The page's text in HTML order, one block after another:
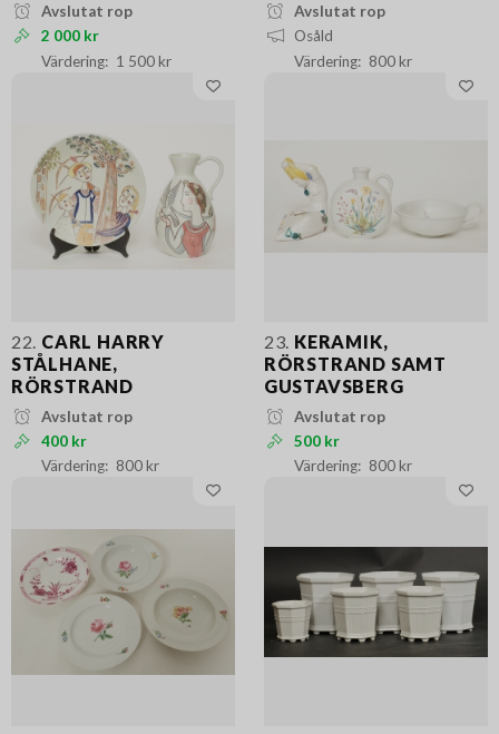
Avslutat rop
2 000 kr
1 500 kr
Avslutat rop
Osåld
800 kr
22. CARL HARRY
STÅLHANE,
RÖRSTRAND
Avslutat rop
400 kr
800 kr
23. KERAMIK,
RÖRSTRAND SAMT
GUSTAVSBERG
Avslutat rop
500 kr
800 kr